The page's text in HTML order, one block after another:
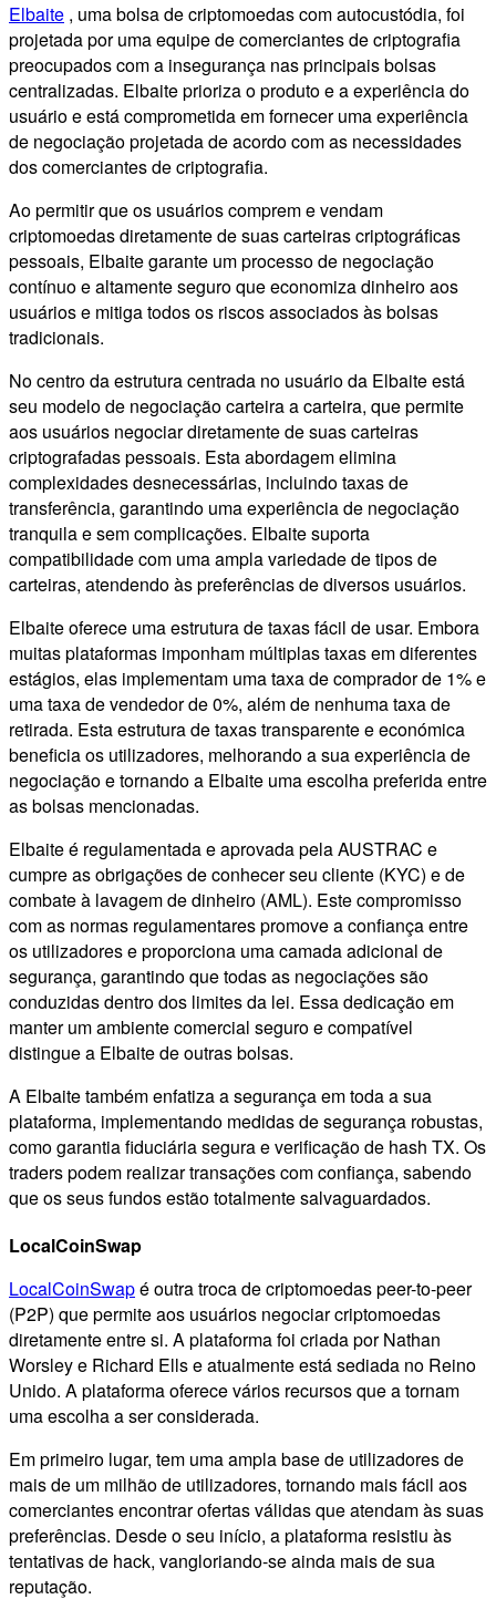
Elbaite , uma bolsa de criptomoedas com autocustódia, foi
projetada por uma equipe de comerciantes de criptografia
preocupados com a insegurança nas principais bolsas
centralizadas. Elbaite prioriza o produto e a experiência do
usuário e está comprometida em fornecer uma experiência
de negociação projetada de acordo com as necessidades
dos comerciantes de criptografia.
Ao permitir que os usuários comprem e vendam
criptomoedas diretamente de suas carteiras criptográficas
pessoais, Elbaite garante um processo de negociação
contínuo e altamente seguro que economiza dinheiro aos
usuários e mitiga todos os riscos associados às bolsas
tradicionais.
No centro da estrutura centrada no usuário da Elbaite está
seu modelo de negociação carteira a carteira, que permite
aos usuários negociar diretamente de suas carteiras
criptografadas pessoais. Esta abordagem elimina
complexidades desnecessárias, incluindo taxas de
transferência, garantindo uma experiência de negociação
tranquila e sem complicações. Elbaite suporta
compatibilidade com uma ampla variedade de tipos de
carteiras, atendendo às preferências de diversos usuários.
Elbaite oferece uma estrutura de taxas fácil de usar. Embora
muitas plataformas imponham múltiplas taxas em diferentes
estágios, elas implementam uma taxa de comprador de 1% e
uma taxa de vendedor de 0%, além de nenhuma taxa de
retirada. Esta estrutura de taxas transparente e económica
beneficia os utilizadores, melhorando a sua experiência de
negociação e tornando a Elbaite uma escolha preferida entre
as bolsas mencionadas.
Elbaite é regulamentada e aprovada pela AUSTRAC e
cumpre as obrigações de conhecer seu cliente (KYC) e de
combate à lavagem de dinheiro (AML). Este compromisso
com as normas regulamentares promove a confiança entre
os utilizadores e proporciona uma camada adicional de
segurança, garantindo que todas as negociações são
conduzidas dentro dos limites da lei. Essa dedicação em
manter um ambiente comercial seguro e compatível
distingue a Elbaite de outras bolsas.
A Elbaite também enfatiza a segurança em toda a sua
plataforma, implementando medidas de segurança robustas,
como garantia fiduciária segura e verificação de hash TX. Os
traders podem realizar transações com confiança, sabendo
que os seus fundos estão totalmente salvaguardados.
LocalCoinSwap
LocalCoinSwapé outra troca de criptomoedas peer-to-peer
(P2P) que permite aos usuários negociar criptomoedas
diretamente entre si. A plataforma foi criada por Nathan
Worsley e Richard Ells e atualmente está sediada no Reino
Unido. A plataforma oferece vários recursos que a tornam
uma escolha a ser considerada.
Em primeiro lugar, tem uma ampla base de utilizadores de
mais de um milhão de utilizadores, tornando mais fácil aos
comerciantes encontrar ofertas válidas que atendam às suas
preferências. Desde o seu início, a plataforma resistiu às
tentativas de hack, vangloriando-se ainda mais de sua
reputação.